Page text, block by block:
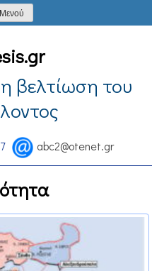
Μενού
βελτίωση του
abc2@otenet.gr